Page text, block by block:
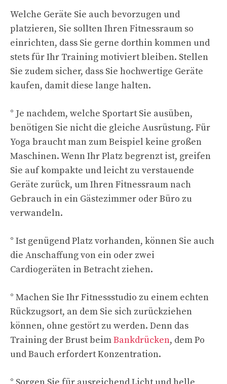
Welche Geräte Sie auch bevorzugen und
platzieren, Sie sollten Ihren Fitnessraum so
einrichten, dass Sie gerne dorthin kommen und
stets für Ihr Training motiviert bleiben. Stellen
Sie zudem sicher, dass Sie hochwertige Geräte
kaufen, damit diese lange halten.
° Je nachdem, welche Sportart Sie ausüben,
benötigen Sie nicht die gleiche Ausrüstung. Für
Yoga braucht man zum Beispiel keine großen
Maschinen. Wenn Ihr Platz begrenzt ist, greifen
Sie auf kompakte und leicht zu verstauende
Geräte zurück, um Ihren Fitnessraum nach
Gebrauch in ein Gästezimmer oder Büro zu
verwandeln.
° Ist genügend Platz vorhanden, können Sie auch
die Anschaffung von ein oder zwei
Cardiogeräten in Betracht ziehen.
° Machen Sie Ihr Fitnessstudio zu einem echten
Rückzugsort, an dem Sie sich zurückziehen
können, ohne gestört zu werden. Denn das
Training der Brust beimBankdrücken, dem Po
und Bauch erfordert Konzentration.